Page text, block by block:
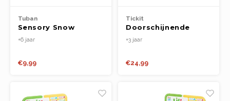
Tuban
Sensory Snow
+6 jaar
€9,99
Tickit
Doorschijnende
Kleurengalaxy
+3 jaar
€24,99